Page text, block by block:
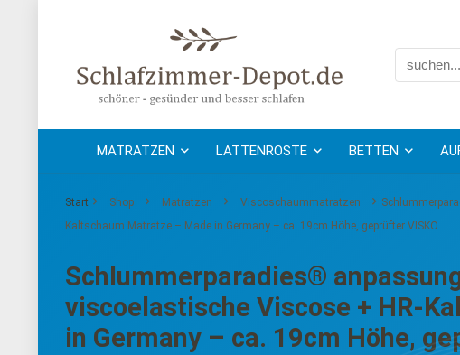
MATRATZEN LATTENROSTE BETTEN
Start Shop Matratzen Viscoschaummatratzen
Kaltschaum Matratze – Made in Germany – ca. 19cm Höhe, geprüfter VISKO…
Schlummerparadies®
viscoelastische Viscose + HR-
in Germany – ca. 19cm Höhe,